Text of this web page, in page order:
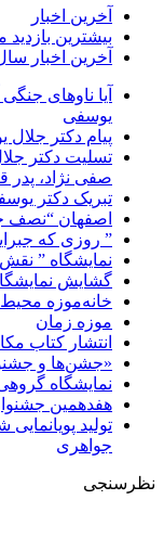
آخرین اخبار
بیشترین بازدید
آخرین اخبار
آیا ناوهای
یوسفی
پیام دکتر جلال
تسلیت دکتر
صفی نژاد، پدر
تبریک دکتر
اصفهان “نصف
” روزی که
نمایشگاه ”
گشایش
خانه‌موزه
موزه زمان
انتشار کتاب
«جشن‌ها و
نمایشگاه
هفدهمین
تولید
جواهری
نظرسنجی